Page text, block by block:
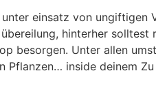
einsatz von ungiftigen
hinterher
besorgen. Unter allen
inside deinem